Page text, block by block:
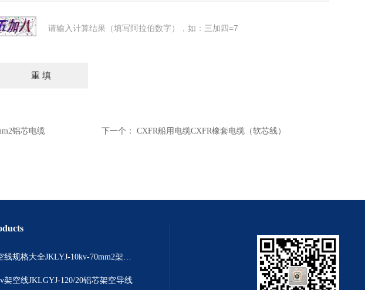
请输入计算结果（填写阿拉伯数字），如：三加四=7
铝芯电缆 下一个： CXFR船用电缆CXFR橡套电缆（软芯线）
架空线规格大全JKLYJ-10kv-70mm2架空铝芯导线
架空线JKLGYJ-120/20铝芯架空导线